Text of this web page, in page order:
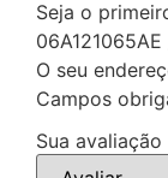
Seja o
O seu
Campos
Sua avaliação